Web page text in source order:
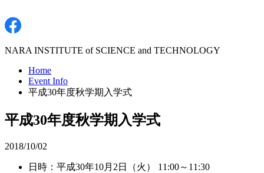
NARA INSTITUTE of SCIENCE and TECHNOLOGY
Home
Event Info
平成30年度秋学期入学式
平成30年度秋学期入学式
2018/10/02
日時：平成30年10月2日（火） 11:00～11:30